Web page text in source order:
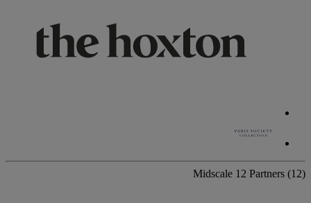
Midscale 12 Partners (12)